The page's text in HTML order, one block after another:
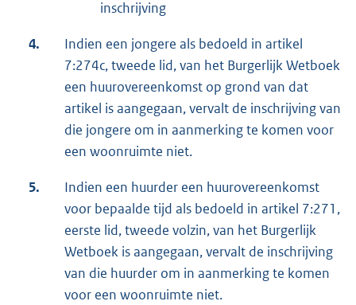
inschrijving
4.
Indien een jongere als bedoeld in artikel
7:274c, tweede lid, van het Burgerlijk Wetboek
een huurovereenkomst op grond van dat
artikel is aangegaan, vervalt de inschrijving van
die jongere om in aanmerking te komen voor
een woonruimte niet.
5.
Indien een huurder een huurovereenkomst
voor bepaalde tijd als bedoeld in artikel 7:271,
eerste lid, tweede volzin, van het Burgerlijk
Wetboek is aangegaan, vervalt de inschrijving
van die huurder om in aanmerking te komen
voor een woonruimte niet.